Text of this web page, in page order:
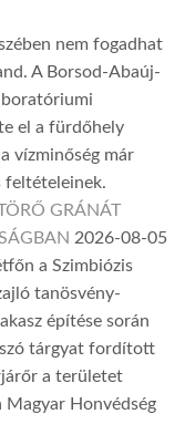
nem fogadhat
A Borsod-Abaúj-
el a fürdőhely
vízminőség már
feltételeinek.
GRÁNÁT
2026-08-05
a Szimbiózis
tanösvény-
építése során
tárgyat fordított
a területet
Honvédség